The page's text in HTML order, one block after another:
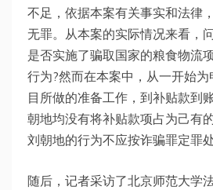
不足，依据本案有关事实和法律
无罪。从本案的实际情况来看，
是否实施了骗取国家的粮食物流
行为?然而在本案中，从一开始
目所做的准备工作，到补贴款到
朝地均没有将补贴款项占为己有
刘朝地的行为不应按诈骗罪定罪处
随后，记者采访了北京师范大学